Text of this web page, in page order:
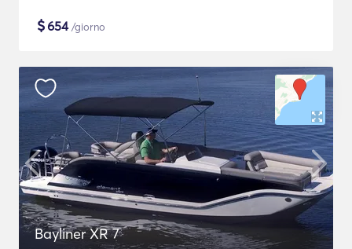
$654/giorno
Bayliner XR 7